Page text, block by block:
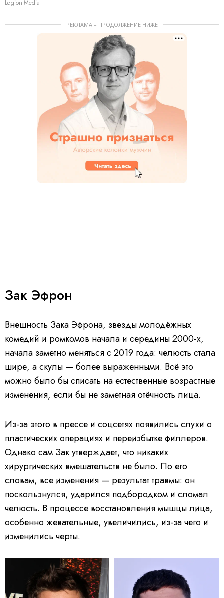
Legion-Media
РЕКЛАМА – ПРОДОЛЖЕНИЕ НИЖЕ
Зак Эфрон
Внешность Зака Эфрона, звезды молодёжных
комедий и ромкомов начала и середины 2000-х,
начала заметно меняться с 2019 года: челюсть стала
шире, а скулы — более выраженными. Всё это
можно было бы списать на естественные возрастные
изменения, если бы не заметная отёчность лица.
Из-за этого в прессе и соцсетях появились слухи о
пластических операциях и переизбытке филлеров.
Однако сам Зак утверждает, что никаких
хирургических вмешательств не было. По его
словам, все изменения — результат травмы: он
поскользнулся, ударился подбородком и сломал
челюсть. В процессе восстановления мышцы лица,
особенно жевательные, увеличились, из-за чего и
изменились черты.